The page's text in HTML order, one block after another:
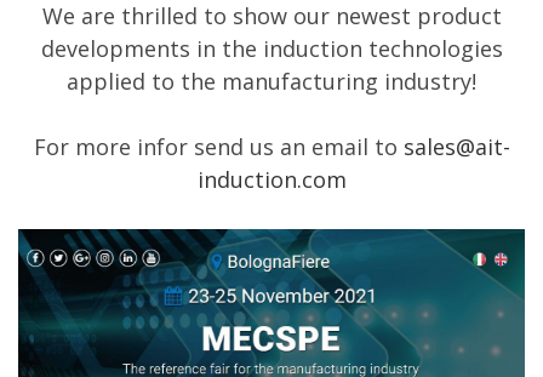
We are thrilled to show our newest product
developments in the induction technologies
applied to the manufacturing industry!
For more infor send us an email to sales@ait-
induction.com